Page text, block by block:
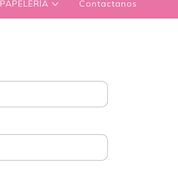
PAPELERÍA Contactanos